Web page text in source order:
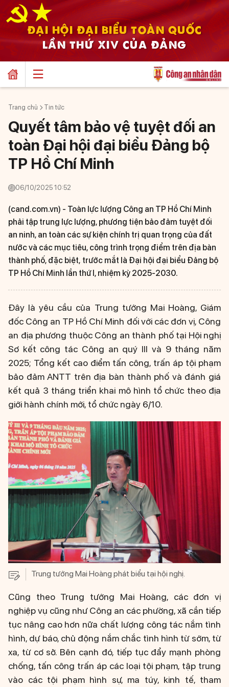
ĐẠI HỘI ĐẠI BIỂU TOÀN QUỐC
LẦN THỨ XIV CỦA ĐẢNG
Trang chủ Tin tức
Quyết tâm bảo vệ tuyệt đối an
toàn Đại hội đại biểu Đảng bộ
TP Hồ Chí Minh
06/10/2025 10:52
(cand.com.vn) - Toàn lực lượng Công an TP Hồ Chí Minh
phải tập trung lực lượng, phương tiện bảo đảm tuyệt đối
an ninh, an toàn các sự kiện chính trị quan trọng của đất
nước và các mục tiêu, công trình trọng điểm trên địa bàn
thành phố, đặc biệt, trước mắt là Đại hội đại biểu Đảng bộ
TP Hồ Chí Minh lần thứ I, nhiệm kỳ 2025-2030.
Đây là yêu cầu của Trung tướng Mai Hoàng, Giám
đốc Công an TP Hồ Chí Minh đối với các đơn vị, Công
an địa phương thuộc Công an thành phố tại Hội nghị
Sơ kết công tác Công an quý III và 9 tháng năm
2025; Tổng kết cao điểm tấn công, trấn áp tội phạm
bảo đảm ANTT trên địa bàn thành phố và đánh giá
kết quả 3 tháng triển khai mô hình tổ chức theo địa
giới hành chính mới, tổ chức ngày 6/10.
Trung tướng Mai Hoàng phát biểu tại hội nghị.
Cũng theo Trung tướng Mai Hoàng, các đơn vị
nghiệp vụ cũng như Công an các phường, xã cần tiếp
tục nâng cao hơn nữa chất lượng công tác nắm tình
hình, dự báo, chủ động nắm chắc tình hình từ sớm, từ
xa, từ cơ sở. Bên cạnh đó, tiếp tục đẩy mạnh phòng
chống, tấn công trấn áp các loại tội phạm, tập trung
vào các tội phạm hình sự, ma túy, kinh tế, tham